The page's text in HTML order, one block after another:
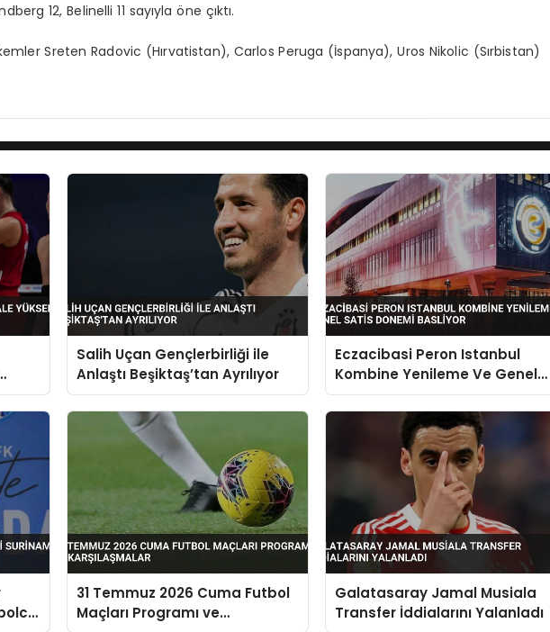
12, Belinelli 11 sayıyla öne çıktı.
Sreten Radovic (Hırvatistan), Carlos Peruga (İspanya), Uros Nikolic (Sırbistan)
Salih Uçan Gençlerbirliği ile
Anlaştı Beşiktaş’tan Ayrılıyor
Eczacibasi Peron Istanbul
Kombine Yenileme Ve Genel
Satis Donemi Basliyor
31 Temmuz 2026 Cuma Futbol
Maçları Programı ve
Galatasaray Jamal Musiala
Transfer İddialarını Yalanladı